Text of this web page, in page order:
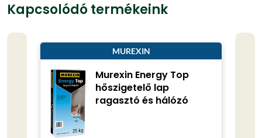
Kapcsolódó termékeink
MUREXIN
Murexin Energy Top
hőszigetelő lap
ragasztó és hálózó